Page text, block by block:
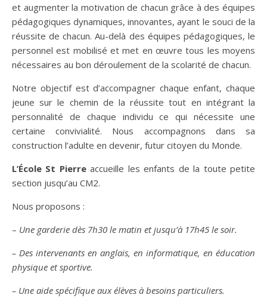
et augmenter la motivation de chacun grâce à des équipes
pédagogiques dynamiques, innovantes, ayant le souci de la
réussite de chacun. Au-delà des équipes pédagogiques, le
personnel est mobilisé et met en œuvre tous les moyens
nécessaires au bon déroulement de la scolarité de chacun.
Notre objectif est d’accompagner chaque enfant, chaque
jeune sur le chemin de la réussite tout en intégrant la
personnalité de chaque individu ce qui nécessite une
certaine convivialité. Nous accompagnons dans sa
construction l’adulte en devenir, futur citoyen du Monde.
L’École St Pierreaccueille les enfants de la toute petite
section jusqu’au CM2.
Nous proposons :
– Une garderie dès 7h30 le matin et jusqu’à 17h45 le soir.
– Des intervenants en anglais, en informatique, en éducation
physique et sportive.
– Une aide spécifique aux élèves à besoins particuliers.